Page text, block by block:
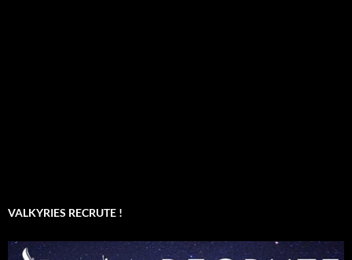
VALKYRIES RECRUTE !